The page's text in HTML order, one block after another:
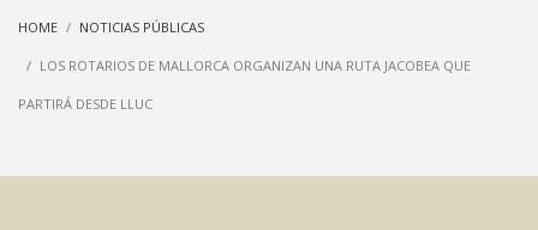
HOME NOTICIAS PÚBLICAS
LOS ROTARIOS DE MALLORCA ORGANIZAN UNA RUTA JACOBEA QUE
PARTIRÁ DESDE LLUC